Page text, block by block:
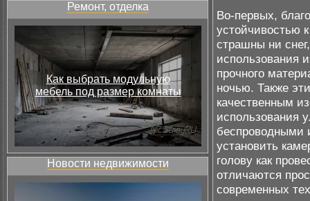
Ремонт, отделка
Как выбрать модульную
мебель под размер комнаты
Новости недвижимости
Во-первых,
устойчивостью
страшны ни
использования
прочного
ночью. Также
качественным
использования
беспроводными
установить
голову как
отличаются
современных